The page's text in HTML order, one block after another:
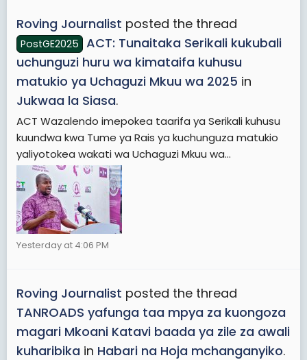
Roving Journalist posted the thread
PostGE2025
ACT: Tunaitaka Serikali kukubali
uchunguzi huru wa kimataifa kuhusu
matukio ya Uchaguzi Mkuu wa 2025 in
Jukwaa la Siasa.
ACT Wazalendo imepokea taarifa ya Serikali kuhusu
kuundwa kwa Tume ya Rais ya kuchunguza matukio
yaliyotokea wakati wa Uchaguzi Mkuu wa...
Yesterday at 4:06 PM
Roving Journalist posted the thread
TANROADS yafunga taa mpya za kuongoza
magari Mkoani Katavi baada ya zile za awali
kuharibika in Habari na Hoja mchanganyiko.